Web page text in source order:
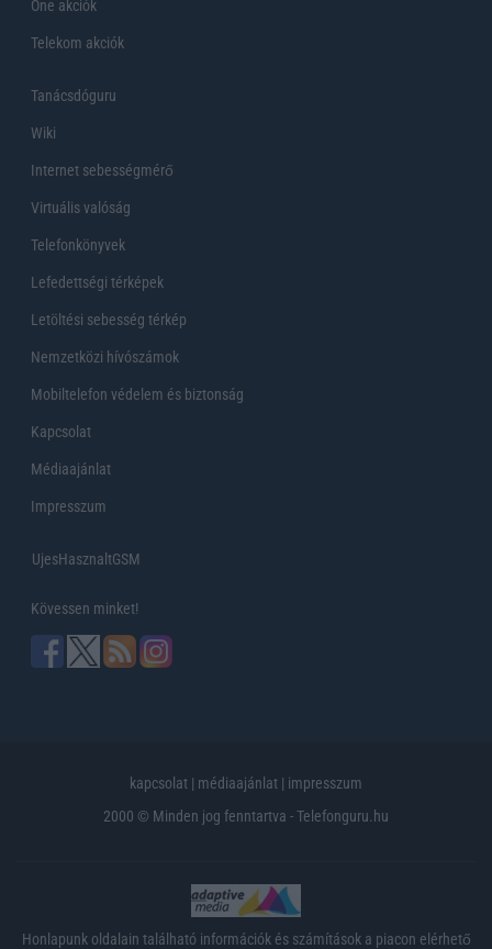
One akciók
Telekom akciók
Tanácsdóguru
Wiki
Internet sebességmérő
Virtuális valóság
Telefonkönyvek
Lefedettségi térképek
Letöltési sebesség térkép
Nemzetközi hívószámok
Mobiltelefon védelem és biztonság
Kapcsolat
Médiaajánlat
Impresszum
UjesHasznaltGSM
Kövessen minket!
kapcsolat | médiaajánlat | impresszum
2000 © Minden jog fenntartva - Telefonguru.hu
Honlapunk oldalain található információk és számítások a piacon elérhető